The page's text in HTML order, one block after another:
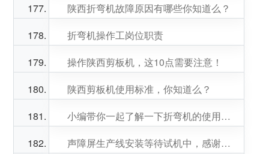
陕西折弯机故障原因有哪些你知道么？
折弯机操作工岗位职责
操作陕西剪板机，这10点需要注意！
陕西剪板机使用标准，你知道么？
小编带你一起了解一下折弯机的使用以及日常维护
声障屏生产线安装等待试机中，感谢李总信任，李总生意兴隆！